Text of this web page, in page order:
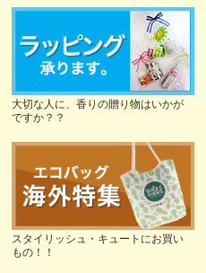
大切な人に、香りの贈り物はいかが
ですか？？
スタイリッシュ・キュートにお買い
もの！！